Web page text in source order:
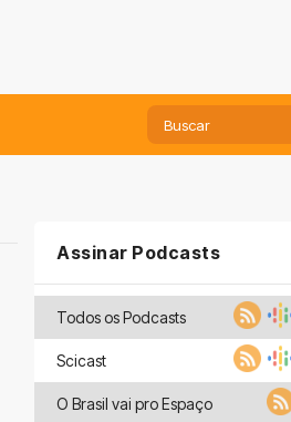
Assinar Podcasts
Todos os Podcasts
Scicast
O Brasil vai pro Espaço